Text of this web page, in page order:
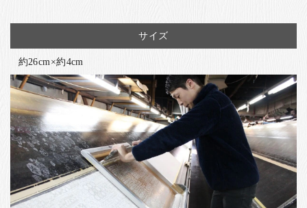
サイズ
約26cm×約4cm